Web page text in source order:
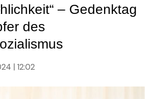
– Gedenktag
des
| 12:02